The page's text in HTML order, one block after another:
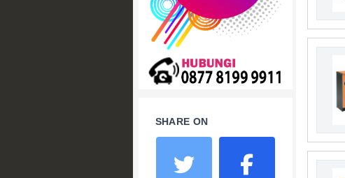
+ Springbed
White Board / Papan Tulis
SHARE ON